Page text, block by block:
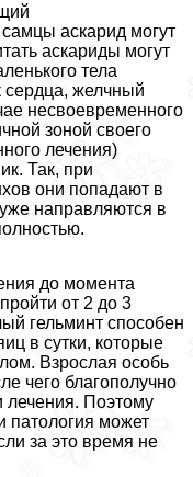
аскарид могут
аскариды могут
тела
сердца, желчный
несвоевременного
зоной своего
лечения)
Так, при
они попадают в
направляются в
до момента
от 2 до 3
гельминт способен
в сутки, которые
Взрослая особь
чего благополучно
лечения. Поэтому
патология может
за это время не